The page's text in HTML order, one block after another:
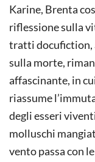
Karine, Brenta
riflessione sulla
tratti docufiction,
sulla morte,
affascinante, in
riassume
degli esseri
molluschi
vento passa con